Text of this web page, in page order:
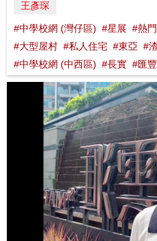
王彥琛
#中學校網 (灣仔區) #星展 #熱
#大型屋村 #私人住宅 #東亞 #
#中學校網 (中西區) #長實 #匯豐